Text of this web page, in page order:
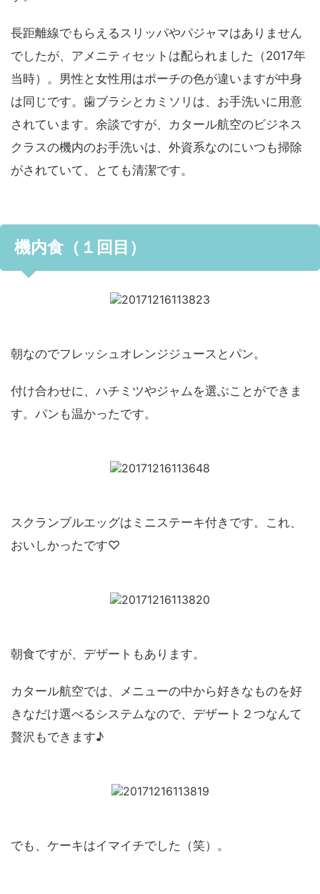
長距離線でもらえるスリッパやパジャマはありません
でしたが、アメニティセットは配られました（2017年
当時）。男性と女性用はポーチの色が違いますが中身
は同じです。歯ブラシとカミソリは、お手洗いに用意
されています。余談ですが、カタール航空のビジネス
クラスの機内のお手洗いは、外資系なのにいつも掃除
がされていて、とても清潔です。
機内食（１回目）
朝なのでフレッシュオレンジジュースとパン。
付け合わせに、ハチミツやジャムを選ぶことができま
す。パンも温かったです。
スクランブルエッグはミニステーキ付きです。これ、
おいしかったです♡
朝食ですが、デザートもあります。
カタール航空では、メニューの中から好きなものを好
きなだけ選べるシステムなので、デザート２つなんて
贅沢もできます♪
でも、ケーキはイマイチでした（笑）。